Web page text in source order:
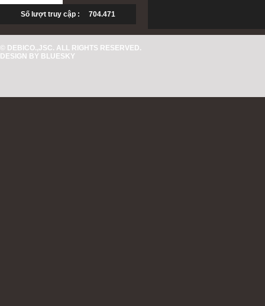
Số lượt truy cập : 704.471
© DEBICO.,JSC. ALL RIGHTS RESERVED.
DESIGN BY BLUESKY